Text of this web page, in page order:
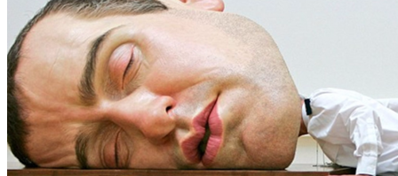
Reddit
Pinterest
Whatsapp